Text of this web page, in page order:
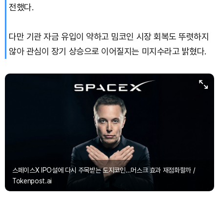
전했다.
다만 기관 자금 유입이 약하고 밈코인 시장 회복도 뚜렷하지
않아 관심이 장기 상승으로 이어질지는 미지수라고 밝혔다.
스페이스X IPO설에 다시 주목받는 도지코인…머스크 효과 재점화할까 /
Tokenpost.ai